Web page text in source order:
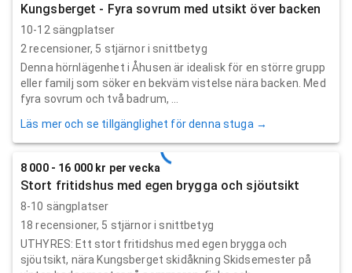
Kungsberget - Fyra sovrum med utsikt över backen
10-12 sängplatser
2 recensioner, 5 stjärnor i snittbetyg
Denna hörnlägenhet i Åhusen är idealisk för en större grupp
eller familj som söker en bekväm vistelse nära backen. Med
fyra sovrum och två badrum, ...
Läs mer och se tillgänglighet för denna stuga →
8 000 - 16 000 kr per vecka
Stort fritidshus med egen brygga och sjöutsikt
8-10 sängplatser
18 recensioner, 5 stjärnor i snittbetyg
UTHYRES: Ett stort fritidshus med egen brygga och
sjöutsikt, nära Kungsberget skidåkning Skidsemester på